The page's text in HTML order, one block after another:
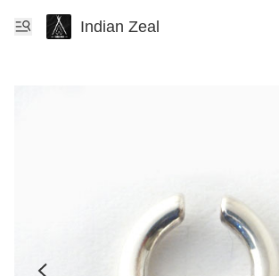
Indian Zeal